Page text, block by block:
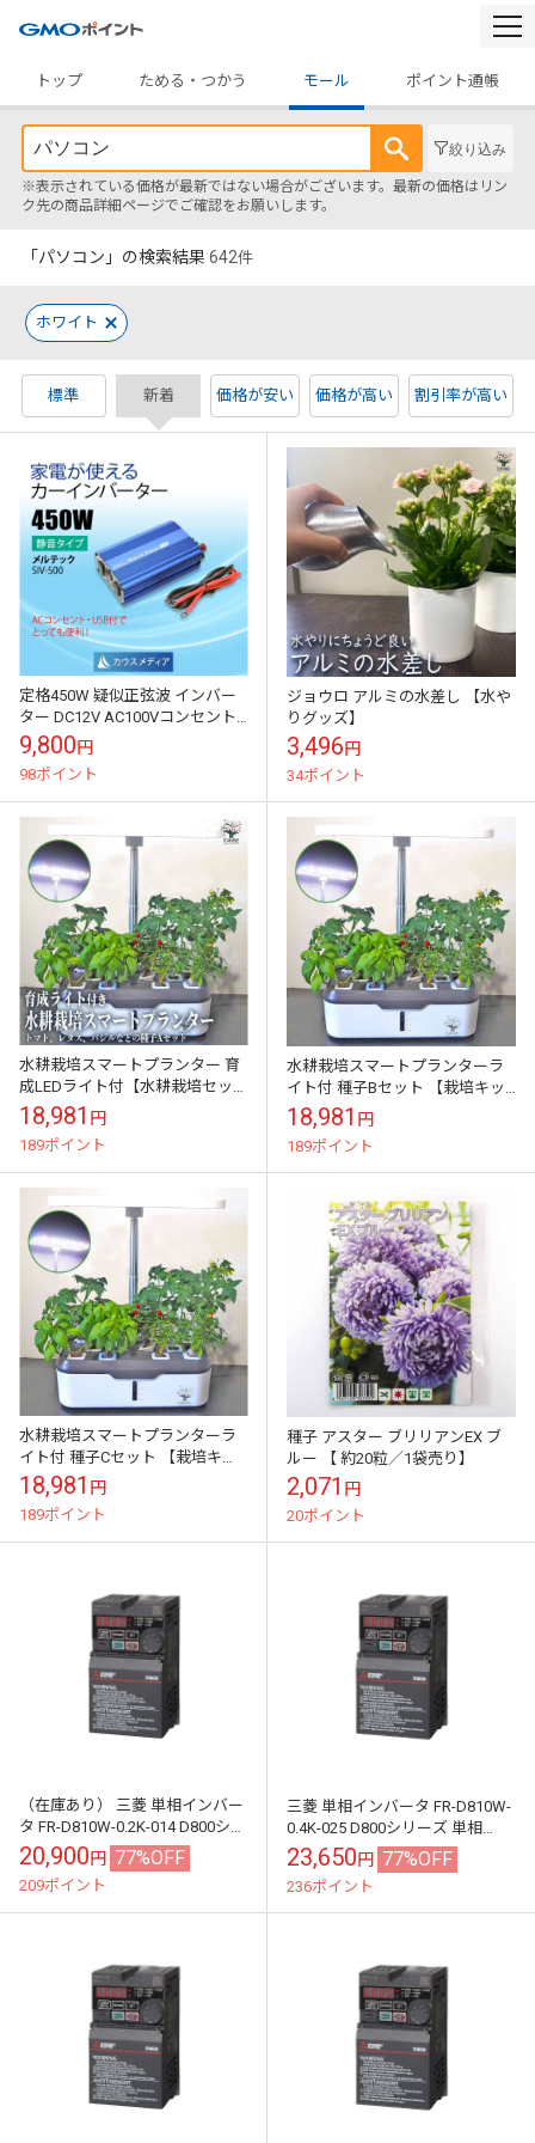
トップ
ためる・つかう モール ポイント通帳
絞り込み
※表示されている価格が最新ではない場合がございます。最新の価格はリン
ク先の商品詳細ページでご確認をお願いします。
「パソコン」の検索結果 642件
ホワイト
標準 新着 価格が安い 価格が高い 割引率が高い
定格450W 疑似正弦波 インバー
ター DC12V AC100Vコンセント
2口 USB 1口 2.4A メルテック
Meltec...
9,800円
98ポイント
ジョウロ アルミの水差し 【水や
りグッズ】
3,496円
34ポイント
水耕栽培スマートプランター 育
成LEDライト付【水耕栽培セッ
ト】
18,981 円
189ポイント
水耕栽培スマートプランターラ
イト付 種子Bセット 【栽培キッ
ト】
18,981 円
189ポイント
水耕栽培スマートプランターラ
イト付 種子Cセット 【栽培キッ
ト】
18,981 円
189ポイント
種子 アスター ブリリアンEX ブ
ルー 【 約20粒／1袋売り】
2,071 円
20ポイント
（在庫あり） 三菱 単相インバー
タ FR-D810W-0.2K-014 D800シリ
ーズ 単相100V入力 0.2kW (三相
モー...
20,900円 77%OFF
209ポイント
三菱 単相インバータ FR-D810W-
0.4K-025 D800シリーズ 単相
100V入力 0.4kW (三相モーター制
御用) ...
23,650円 77%OFF
236ポイント